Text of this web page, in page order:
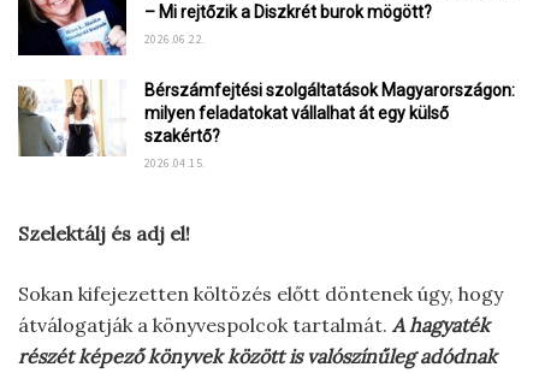
– Mi rejtőzik a Diszkrét burok mögött?
2026.06.22.
Bérszámfejtési szolgáltatások Magyarországon:
milyen feladatokat vállalhat át egy külső
szakértő?
2026.04.15.
Szelektálj és adj el!
Sokan kifejezetten költözés előtt döntenek úgy, hogy
átválogatják a könyvespolcok tartalmát. A hagyaték
részét képező könyvek között is valószínűleg adódnak